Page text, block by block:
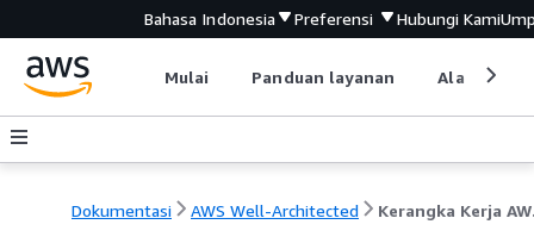
Bahasa Indonesia Preferensi Hubungi Kami
Mulai Panduan layanan Alat
Dokumentasi AWS Well-Architected